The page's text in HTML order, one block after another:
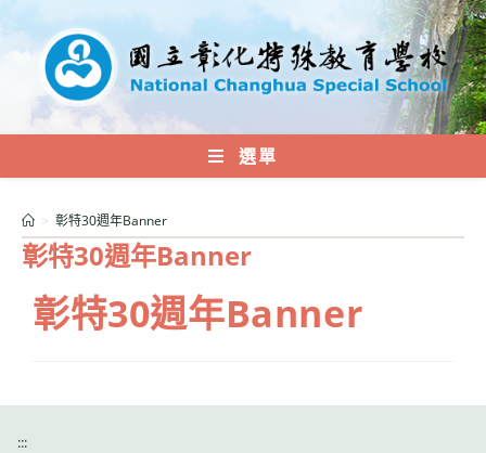
轉
內
選單
彰特30週年Banner
> 彰特30週年Banner
彰特30週年Banner
:::